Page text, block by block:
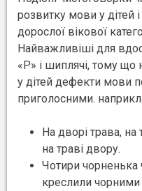
розвитку мови у дітей
дорослої вікової
Найважливіші для
«Р» і шиплячі, тому що
у дітей дефекти мови
приголосними.
На дворі трава,
на траві двору.
Чотири чорненька
креслили